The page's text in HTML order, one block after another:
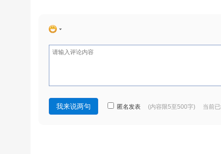
匿名发表 (内容限5至500字) 当前已